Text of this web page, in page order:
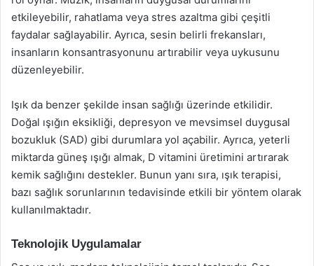
etkileyebilir, rahatlama veya stres azaltma gibi çeşitli
faydalar sağlayabilir. Ayrıca, sesin belirli frekansları,
insanların konsantrasyonunu artırabilir veya uykusunu
düzenleyebilir.
Işık da benzer şekilde insan sağlığı üzerinde etkilidir.
Doğal ışığın eksikliği, depresyon ve mevsimsel duygusal
bozukluk (SAD) gibi durumlara yol açabilir. Ayrıca, yeterli
miktarda güneş ışığı almak, D vitamini üretimini artırarak
kemik sağlığını destekler. Bunun yanı sıra, ışık terapisi,
bazı sağlık sorunlarının tedavisinde etkili bir yöntem olarak
kullanılmaktadır.
Teknolojik Uygulamalar